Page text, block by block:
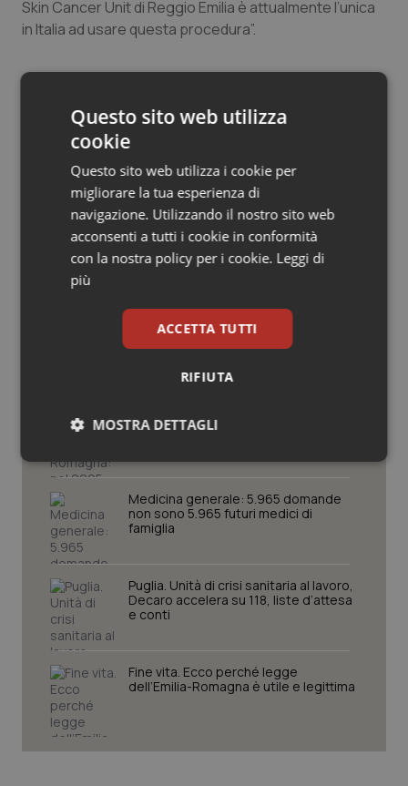
Salute orale & impianti
Sangue & coagulazione
Tiroide
Tumore al seno
Tumore ovarico
Tumori del Polmone & Testa Collo
Tumori gastrointestinali
Ulcera & Reflusso
Skin Cancer Unit di Reggio Emilia è attualmente l’unica
in Italia ad usare questa procedura”.
07 Maggio 2015
© Riproduzione riservata
Potrebbe interessarti in
Emilia-Romagna
nel 2025 condotti 1.530 studi, il
Medicina generale: 5.965 domande
non sono 5.965 futuri medici di
famiglia
Puglia. Unità di crisi sanitaria al lavoro,
Decaro accelera su 118, liste d’attesa
e conti
Fine vita. Ecco perché legge
dell’Emilia-Romagna è utile e legittima
Questo sito web utilizza
cookie
Questo sito web utilizza i cookie per
migliorare la tua esperienza di
navigazione. Utilizzando il nostro sito web
acconsenti a tutti i cookie in conformità
con la nostra policy per i cookie. Leggi di
più
ACCETTA TUTTI
RIFIUTA
MOSTRA DETTAGLI
Necessari Statistici Marketing
Necessari Statistici Marketing
sito web abilitandone funzionalità di base quali la
navigazione sulle pagine e l'accesso alle aree
protette del sito. Il sito web non è in grado di
funzionare correttamente senza questi cookie.
Nome
VISITOR_PRIVACY_METADATA
.youtube.com